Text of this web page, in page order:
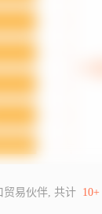
贸易伙伴, 共计 10+